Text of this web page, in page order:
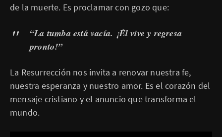
de la muerte. Es proclamar con gozo que:
“La tumba está vacía. ¡Él vive y regresa
pronto!”
La Resurrección nos invita a renovar nuestra fe,
nuestra esperanza y nuestro amor. Es el corazón del
mensaje cristiano y el anuncio que transforma el
mundo.